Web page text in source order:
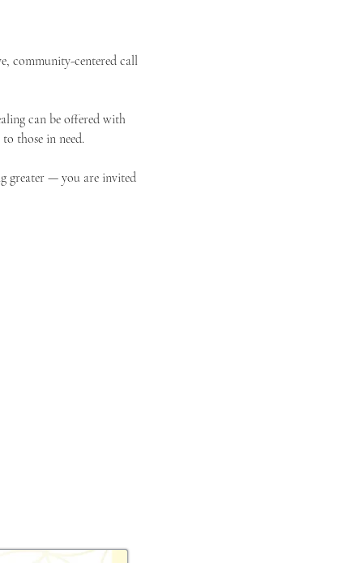
community-centered call
can be offered with
those in need.
greater — you are invited